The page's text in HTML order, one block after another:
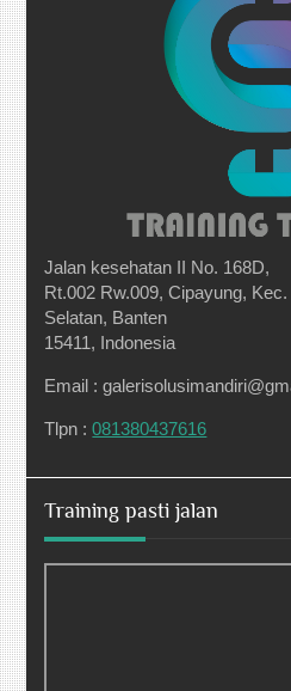
Jalan kesehatan II No. 168D,
Rt.002 Rw.009, Cipayung,
Selatan, Banten
15411, Indonesia
Email :
Tlpn :081380437616
Training pasti jalan